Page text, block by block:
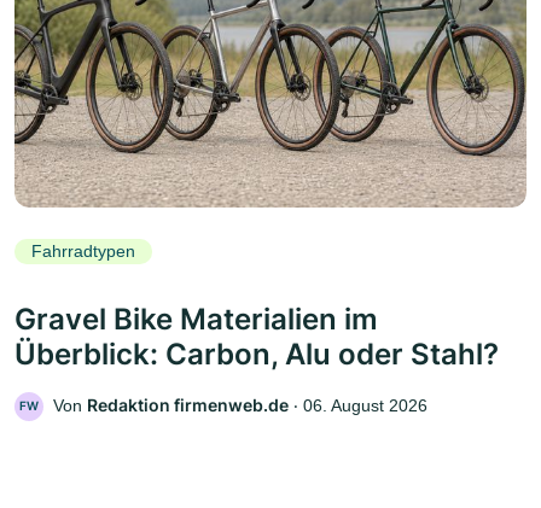
Fahrradtypen
Gravel Bike Materialien im
Überblick: Carbon, Alu oder Stahl?
FW Von Redaktion firmenweb.de ‧ 06. August 2026